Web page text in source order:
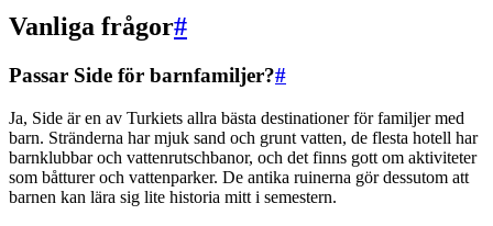
Vanliga frågor#
Passar Side för barnfamiljer?#
Ja, Side är en av Turkiets allra bästa destinationer för familjer med
barn. Stränderna har mjuk sand och grunt vatten, de flesta hotell har
barnklubbar och vattenrutschbanor, och det finns gott om aktiviteter
som båtturer och vattenparker. De antika ruinerna gör dessutom att
barnen kan lära sig lite historia mitt i semestern.